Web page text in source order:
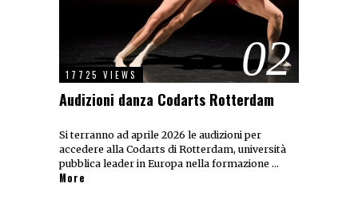
02
17725 VIEWS
Audizioni danza Codarts Rotterdam
Si terranno ad aprile 2026 le audizioni per
accedere alla Codarts di Rotterdam, università
pubblica leader in Europa nella formazione …
More